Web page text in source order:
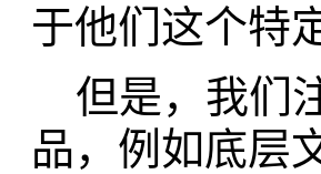
于他们这个特
但是，我们
品，例如底层